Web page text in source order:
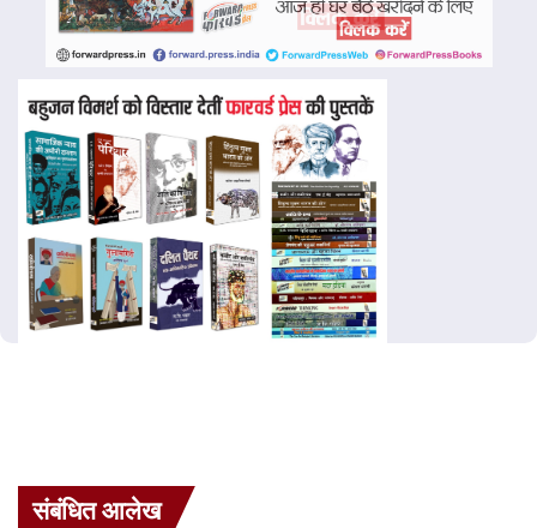
संबंधित आलेख